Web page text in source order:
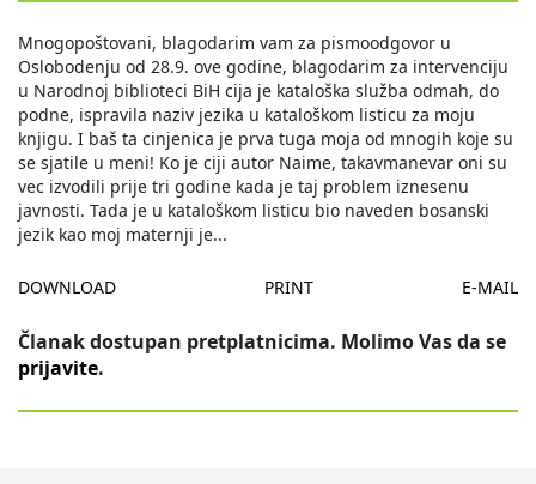
Mnogopoštovani, blagodarim vam za pismoodgovor u
Oslobodenju od 28.9. ove godine, blagodarim za intervenciju
u Narodnoj biblioteci BiH cija je kataloška služba odmah, do
podne, ispravila naziv jezika u kataloškom listicu za moju
knjigu. I baš ta cinjenica je prva tuga moja od mnogih koje su
se sjatile u meni! Ko je ciji autor Naime, takavmanevar oni su
vec izvodili prije tri godine kada je taj problem iznesenu
javnosti. Tada je u kataloškom listicu bio naveden bosanski
jezik kao moj maternji je...
DOWNLOAD PRINT E-MAIL
Članak dostupan pretplatnicima. Molimo Vas da se
prijavite.